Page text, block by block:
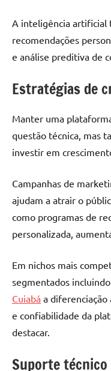
A inteligência artificial
recomendações
e análise preditiva de
Estratégias de
Manter uma
questão técnica, mas
investir em
Campanhas de
ajudam a atrair o
como programas de
personalizada,
Em nichos mais
segmentados
Cuiabá a diferenciação
e confiabilidade da
destacar.
Suporte